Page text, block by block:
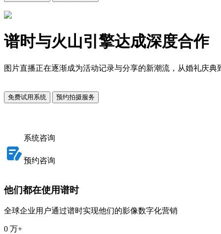
谱时与火山引擎达成深度合作
图片直播正在逐渐成为活动记录与分享的新潮流，从婚礼庆
免费试用系统 预约拍摄服务
系统咨询
预约咨询
他们都在使用谱时
全球企业用户通过谱时实现他们的影像数字化营销
0 万+